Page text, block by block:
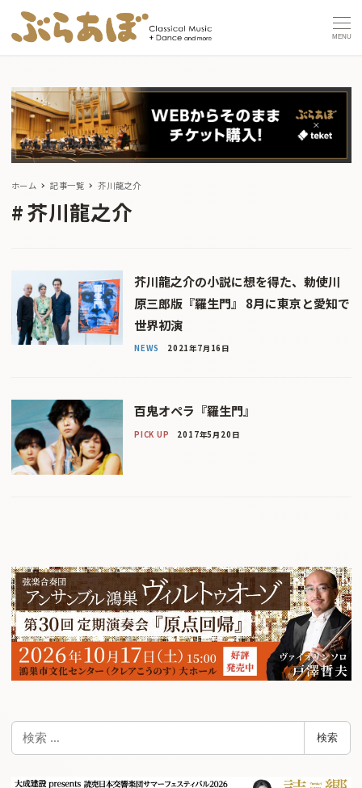
MENU
ホーム 記事一覧 芥川龍之介
芥川龍之介
芥川龍之介の小説に想を得た、勅使川
原三郎版『羅生門』 8月に東京と愛知で
世界初演
NEWS 2021年7月16日
百鬼オペラ『羅生門』
PICK UP 2017年5月20日
検
検索